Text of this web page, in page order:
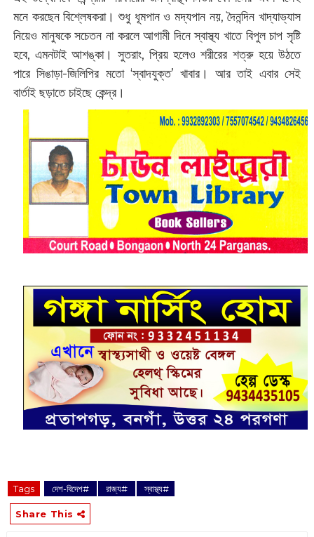
মনে করছেন বিশ্লেষকরা। শুধু ধূমপান ও মদ্যপান নয়, দৈনন্দিন খাদ্যাভ্যাস
নিয়েও মানুষকে সচেতন না করলে আগামী দিনে স্বাস্থ্য খাতে বিপুল চাপ সৃষ্টি
হবে, এমনটাই আশঙ্কা। সুতরাং, প্রিয় হলেও শরীরের শত্রু হয়ে উঠতে
পারে সিঙাড়া-জিলিপির মতো ‘স্বাদযুক্ত’ খাবার। আর তাই এবার সেই
বার্তাই ছড়াতে চাইছে কেন্দ্র।
Tags ‌ দেশ-বিদেশ# ‌ রাজ্য# ‌ স্বাস্থ্য#
Share This